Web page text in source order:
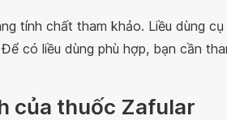
tính chất tham khảo. Liều dùng
có liều dùng phù hợp, bạn cần
của thuốc Zafular